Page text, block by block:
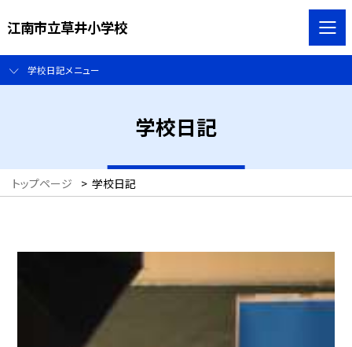
江南市立草井小学校
学校日記メニュー
学校日記
トップページ > 学校日記